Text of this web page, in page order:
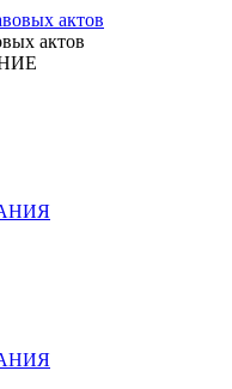
актов